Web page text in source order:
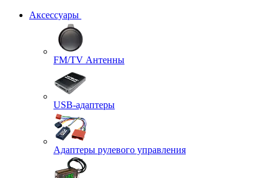
Аксессуары
FM/TV Антенны
USB-адаптеры
Адаптеры рулевого управления